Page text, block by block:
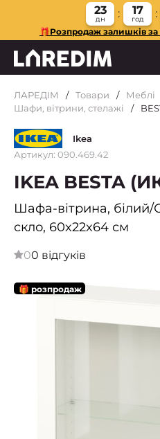
23
дн
17
год
🎁Розпродаж залишків
ЛАРЕДІМ Товари
Меблі
Шафи, вітрини, стелажі
Ikea
Артикул: 090.469.42
IKEA BESTA
Шафа-вітрина, білий/
скло, 60x22x64 см
00 відгуків
🎁 розпродаж